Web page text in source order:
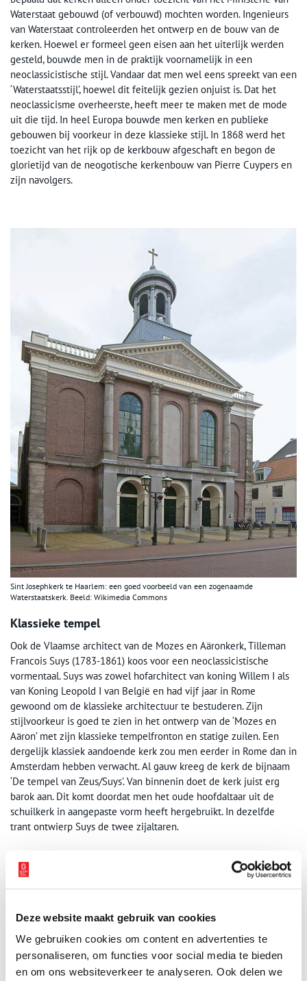
Deze website maakt gebruik van cookies
We gebruiken cookies om content en advertenties te
personaliseren, om functies voor social media te bieden
en om ons websiteverkeer te analyseren. Ook delen we
Waterstaat gebouwd (of verbouwd) mochten worden. Ingenieurs
van Waterstaat controleerden het ontwerp en de bouw van de
kerken. Hoewel er formeel geen eisen aan het uiterlijk werden
gesteld, bouwde men in de praktijk voornamelijk in een
neoclassicistische stijl. Vandaar dat men wel eens spreekt van een
‘Waterstaatsstijl’, hoewel dit feitelijk gezien onjuist is. Dat het
neoclassicisme overheerste, heeft meer te maken met de mode
uit die tijd. In heel Europa bouwde men kerken en publieke
gebouwen bij voorkeur in deze klassieke stijl. In 1868 werd het
toezicht van het rijk op de kerkbouw afgeschaft en begon de
glorietijd van de neogotische kerkenbouw van Pierre Cuypers en
zijn navolgers.
Sint Josephkerk te Haarlem: een goed voorbeeld van een zogenaamde
Waterstaatskerk. Beeld: Wikimedia Commons
Klassieke tempel
Ook de Vlaamse architect van de Mozes en Aäronkerk, Tilleman
Francois Suys (1783-1861) koos voor een neoclassicistische
vormentaal. Suys was zowel hofarchitect van koning Willem I als
van Koning Leopold I van België en had vijf jaar in Rome
gewoond om de klassieke architectuur te bestuderen. Zijn
stijlvoorkeur is goed te zien in het ontwerp van de ‘Mozes en
Aäron’ met zijn klassieke tempelfronton en statige zuilen. Een
dergelijk klassiek aandoende kerk zou men eerder in Rome dan in
Amsterdam hebben verwacht. Al gauw kreeg de kerk de bijnaam
‘De tempel van Zeus/Suys’. Van binnenin doet de kerk juist erg
barok aan. Dit komt doordat men het oude hoofdaltaar uit de
schuilkerk in aangepaste vorm heeft hergebruikt. In dezelfde
trant ontwierp Suys de twee zijaltaren.